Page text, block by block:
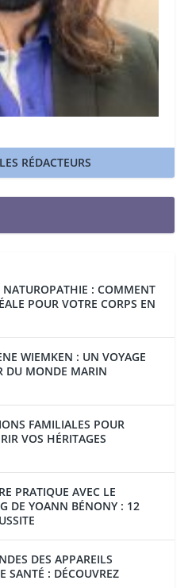
RÉDACTEURS
NATUROPATHIE : COMMENT
POUR VOTRE CORPS EN
WIEMKEN : UN VOYAGE
DU MONDE MARIN
FAMILIALES POUR
VOS HÉRITAGES
PRATIQUE AVEC LE
DE YOANN BÉNONY : 12
DES APPAREILS
SANTÉ : DÉCOUVREZ